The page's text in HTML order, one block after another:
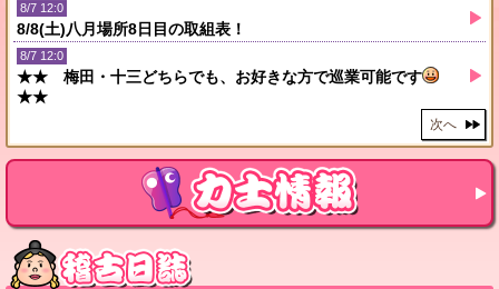
8/7 12:0
8/8(土)八月場所8日目の取組表！
8/7 12:0
★★ 梅田・十三どちらでも、お好きな方で巡業可能です
★★
次へ